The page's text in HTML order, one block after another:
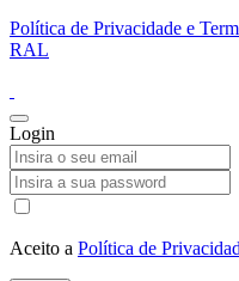
Política de Privacidade e
RAL
Login
Aceito a Política de